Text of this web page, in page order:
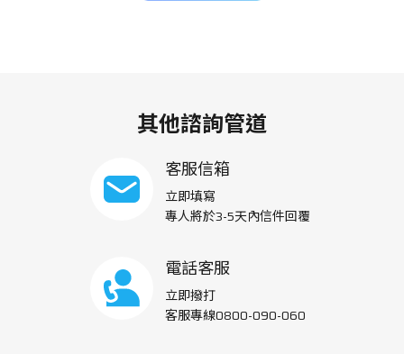
其他諮詢管道
客服信箱
立即填寫
專人將於3-5天內信件回覆
電話客服
立即撥打
客服專線0800-090-060